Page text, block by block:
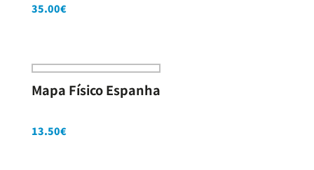
35.00€
Mapa Físico Espanha
13.50€